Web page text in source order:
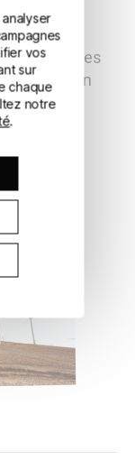
des
désireuses
rénovation
et
de
vos
sur
chaque
notre
.